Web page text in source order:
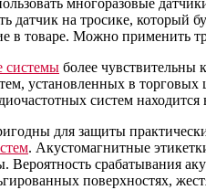
многоразовые
датчик на тросике, который
в товаре. Можно
системы более чувствительны
установленных в торговых
систем находится
для защиты
. Акустомагнитные
срабатывания
поверхностях,